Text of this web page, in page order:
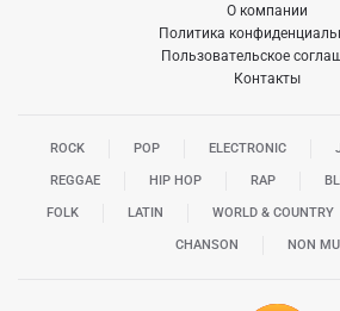
О компании
Политика
Пользовательское
Контакты
ROCK POP ELECTRONIC
REGGAE HIP HOP RAP
FOLK LATIN WORLD & COUNTRY
CHANSON NON